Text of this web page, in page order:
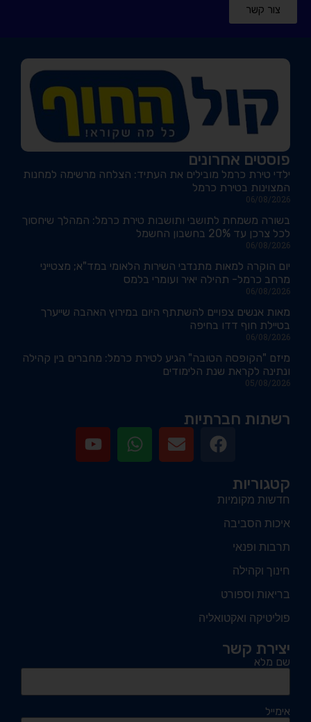
צור קשר
פוסטים אחרונים
ילדי טירת כרמל מובילים את העתיד: הצלחה מרשימה למחנות
המצוינות בטירת כרמל
06/08/2026
בשורה משמחת לתושבי ותושבות טירת כרמל: המהלך שיחסוך
לכל צרכן עד 20% בחשבון החשמל
06/08/2026
יום הוקרה למאות מתנדבי השירות הלאומי במד"א; מצטייני
מרחב כרמל- תהילה יאיר ועומרי בלמס
06/08/2026
מאות אנשים צפויים להשתתף היום במירוץ האהבה שייערך
בטיילת חוף דדו בחיפה
06/08/2026
מיזם "הקופסה הטובה" הגיע לטירת כרמל: מחברים בין קהילה
ונתינה לקראת שנת הלימודים
05/08/2026
רשתות חברתיות
קטגוריות
חדשות מקומיות
איכות הסביבה
תרבות ופנאי
חינוך וקהילה
בריאות וספורט
פוליטיקה ואקטואליה
יצירת קשר
שם מלא
אימייל